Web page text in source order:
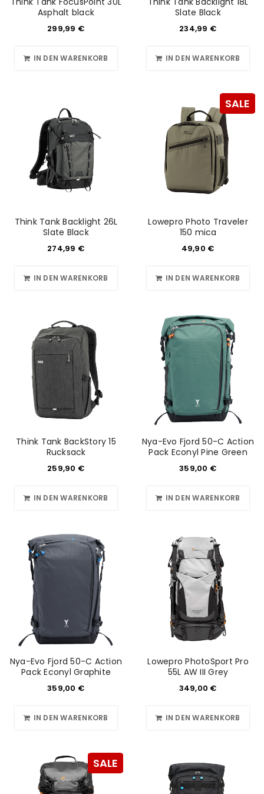
Asphalt black
299,99 €
IN DEN WARENKORB
Slate Black
234,99 €
IN DEN WARENKORB
Think Tank Backlight 26L
Slate Black
274,99 €
IN DEN WARENKORB
SALE
Lowepro Photo Traveler
150 mica
49,90 €
IN DEN WARENKORB
Think Tank BackStory 15
Rucksack
259,90 €
IN DEN WARENKORB
Nya-Evo Fjord 50-C Action
Pack Econyl Pine Green
359,00 €
IN DEN WARENKORB
Nya-Evo Fjord 50-C Action
Pack Econyl Graphite
359,00 €
IN DEN WARENKORB
Lowepro PhotoSport Pro
55L AW III Grey
349,00 €
IN DEN WARENKORB
SALE